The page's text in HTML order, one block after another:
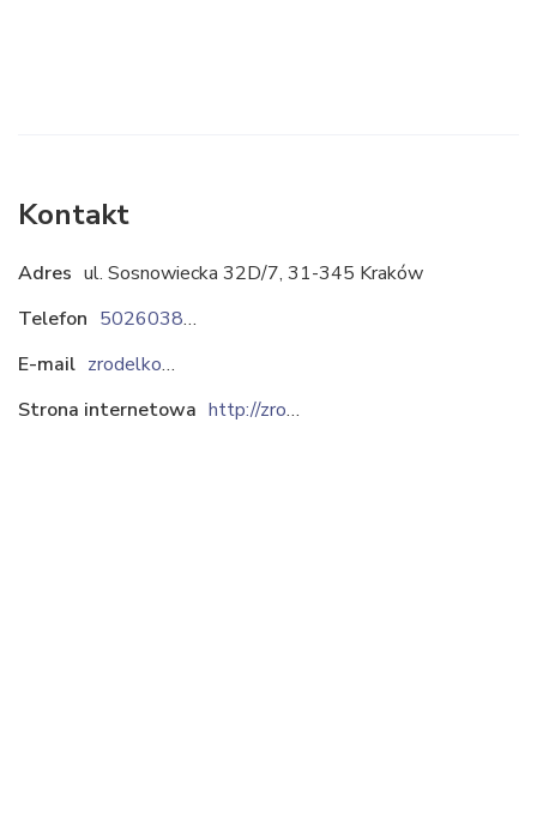
Kontakt
Adres ul. Sosnowiecka 32D/7, 31-345 Kraków
Telefon
502603851
E-mail
zrodelko@zrodelko.krakow.pl
Strona internetowa
http://zrodelko.krakow.pl